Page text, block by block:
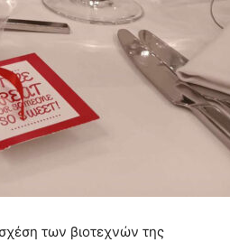
των βιοτεχνών της